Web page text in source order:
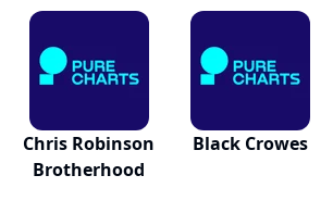
Chris Robinson
Brotherhood
Black Crowes